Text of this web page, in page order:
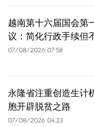
越南第十六届国会第
议：简化行政手续但
07/08/2026 07:58
永隆省注重创造生计
胞开辟脱贫之路
07/08/2026 04:23